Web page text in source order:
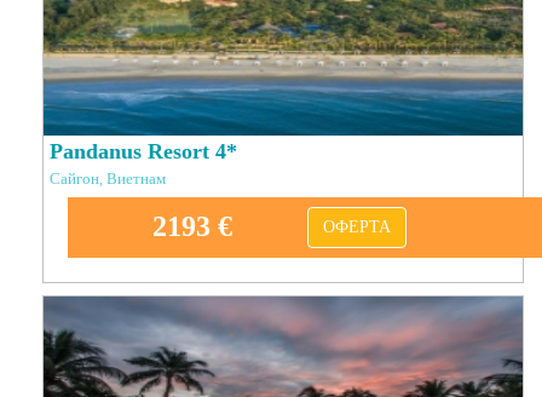
Pandanus Resort 4*
Сайгон, Виетнам
2193 € ОФЕРТА